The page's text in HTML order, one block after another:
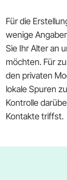
Für die
wenige
Sie Ihr Alter an
möchten. Für
den privaten
lokale Spuren
Kontrolle
Kontakte triffst.